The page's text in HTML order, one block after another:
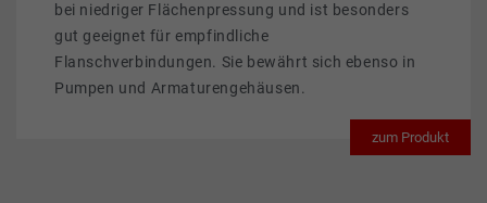
bei niedriger Flächenpressung und ist besonders
gut geeignet für empfindliche
Flanschverbindungen. Sie bewährt sich ebenso in
Pumpen und Armaturengehäusen.
zum Produkt